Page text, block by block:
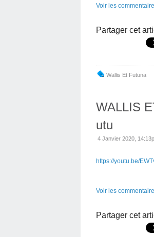
Voir les
Partager cet
Wallis Et Futuna
WALLIS
utu
4 Janvier 2020,
https://youtu.be/
Voir les
Partager cet